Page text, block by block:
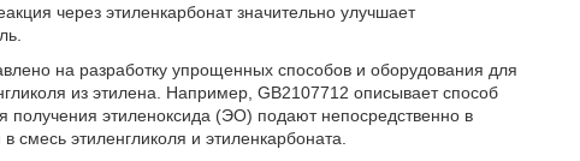
через этиленкарбонат значительно улучшает
на разработку упрощенных способов и оборудования для
из этилена. Например, GB2107712 описывает способ
получения этиленоксида (ЭО) подают непосредственно в
смесь этиленгликоля и этиленкарбоната.